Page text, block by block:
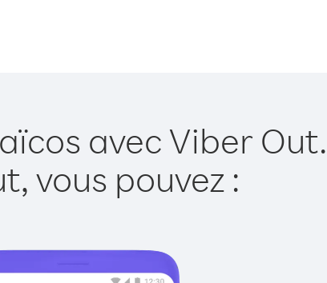
avec Viber Out.
vous pouvez :